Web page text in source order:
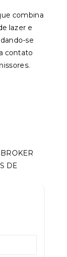
combina
lazer e
se
contato
DE